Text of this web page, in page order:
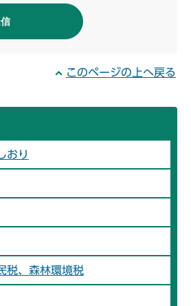
このページの上へ戻る
おり
税、森林環境税